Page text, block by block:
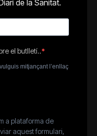
de la Sanitat.
el butlletí..
mitjançant l’enllaç
a plataforma de
aquest formulari,